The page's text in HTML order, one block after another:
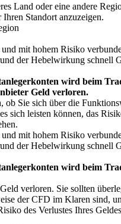
Land oder eine andere
Standort anzuzeigen.
mit hohem Risiko
der Hebelwirkung schnell
wird beim
Geld verloren.
ob Sie sich über die
sich leisten können, das
mit hohem Risiko
der Hebelwirkung schnell
wird beim
verloren. Sie sollten
der CFD im Klaren sind,
des Verlustes Ihres